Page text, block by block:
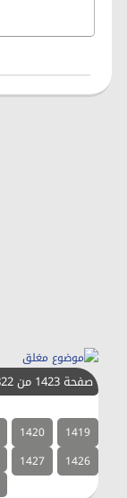
صفحة 1423 من 2822
1419
1420
1426
1427